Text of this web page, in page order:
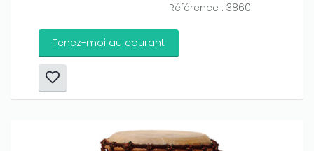
Référence : 3860
Tenez-moi au courant